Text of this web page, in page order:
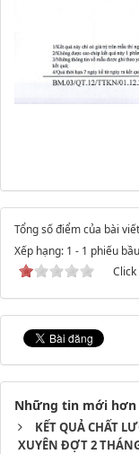
Tổng số điểm của bài
Xếp hạng: 1 - 1 phiếu bầu
Những tin mới hơn
KẾT QUẢ CHẤT
XUYÊN ĐỢT 2